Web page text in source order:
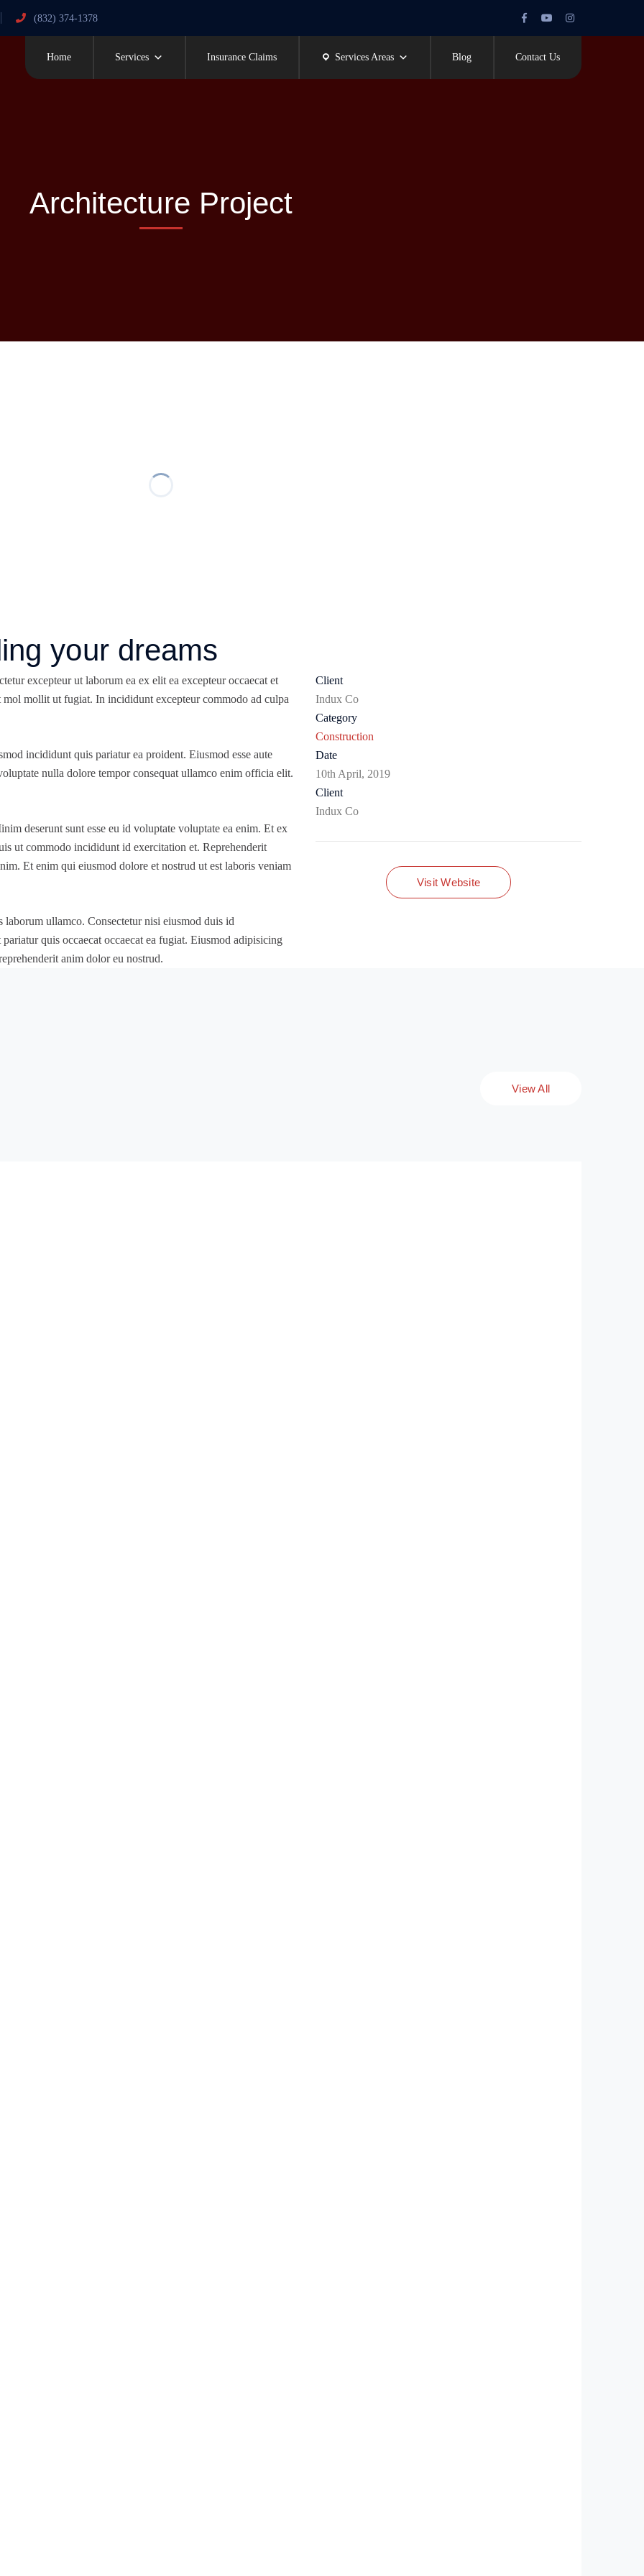
(832) 374-1378
Facebook
Profile
Youtube
ProfileProfile
Home
Services Insurance Claims Services Areas Blog Contact Us
Architecture Project
your dreams
excepteur ut laborum ea ex elit ea excepteur occaecat et
mollit ut fugiat. In incididunt excepteur commodo ad culpa
incididunt quis pariatur ea proident. Eiusmod esse aute
nulla dolore tempor consequat ullamco enim officia elit.
deserunt sunt esse eu id voluptate voluptate ea enim. Et ex
ut commodo incididunt id exercitation et. Reprehenderit
Et enim qui eiusmod dolore et nostrud ut est laboris veniam
ullamco. Consectetur nisi eiusmod duis id
quis occaecat occaecat ea fugiat. Eiusmod adipisicing
anim dolor eu nostrud.
Client
Indux Co
Category
Construction
Date
10th April, 2019
Client
Indux Co
Visit Website
View All